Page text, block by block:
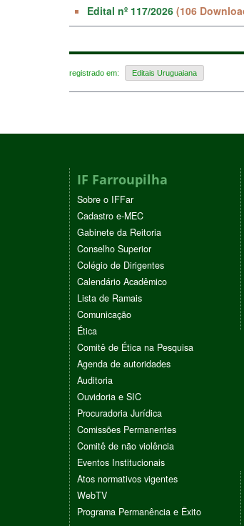
Edital nº 117/2026 (106
registrado em: Editais Uruguaiana
IF Farroupilha
Sobre o IFFar
Cadastro e-MEC
Gabinete da Reitoria
Conselho Superior
Colégio de Dirigentes
Calendário Acadêmico
Lista de Ramais
Comunicação
Ética
Comitê de Ética na Pesquisa
Agenda de autoridades
Auditoria
Ouvidoria e SIC
Procuradoria Jurídica
Comissões Permanentes
Comitê de não violência
Eventos Institucionais
Atos normativos vigentes
WebTV
Programa Permanência e Êxito